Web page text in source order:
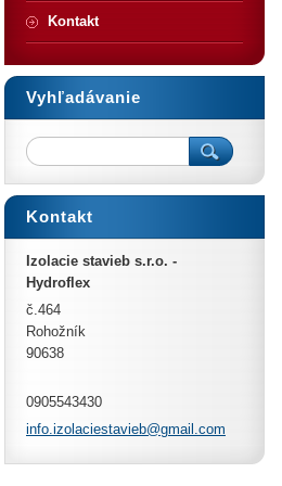
Kontakt
Vyhľadávanie
Kontakt
Izolacie stavieb s.r.o. -
Hydroflex
č.464
Rohožník
90638
0905543430
info.izo laciestavieb@gmail.com